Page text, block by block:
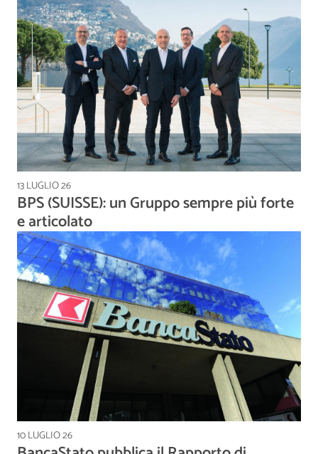
13 LUGLIO 26
BPS (SUISSE): un Gruppo sempre più forte
e articolato
10 LUGLIO 26